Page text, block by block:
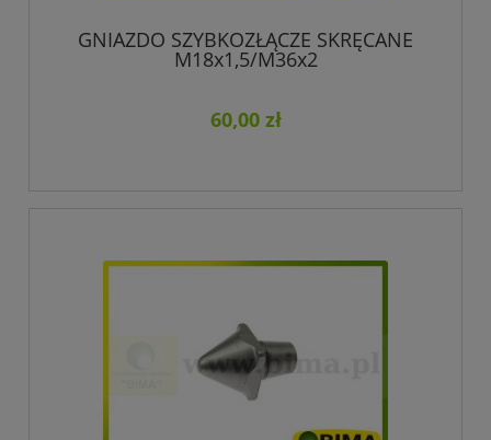
GNIAZDO SZYBKOZŁĄCZE SKRĘCANE
M18x1,5/M36x2
60,00 zł